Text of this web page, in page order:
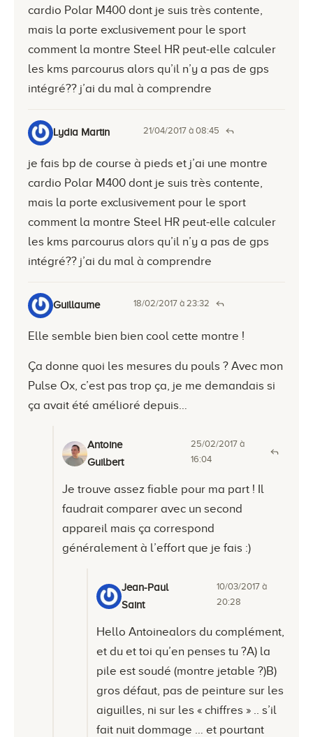
cardio Polar M400 dont je suis très contente,
mais la porte exclusivement pour le sport
comment la montre Steel HR peut-elle calculer
les kms parcourus alors qu’il n’y a pas de gps
intégré?? j’ai du mal à comprendre
Lydia Martin 21/04/2017 à 08:45
je fais bp de course à pieds et j’ai une montre
cardio Polar M400 dont je suis très contente,
mais la porte exclusivement pour le sport
comment la montre Steel HR peut-elle calculer
les kms parcourus alors qu’il n’y a pas de gps
intégré?? j’ai du mal à comprendre
Guillaume 18/02/2017 à 23:32
Elle semble bien bien cool cette montre !
Ça donne quoi les mesures du pouls ? Avec mon
Pulse Ox, c’est pas trop ça, je me demandais si
ça avait été amélioré depuis…
Antoine
Guilbert
25/02/2017 à
16:04
Je trouve assez fiable pour ma part ! Il
faudrait comparer avec un second
appareil mais ça correspond
généralement à l’effort que je fais :)
Jean-Paul
Saint
10/03/2017 à
20:28
Hello Antoinealors du complément,
et du et toi qu’en penses tu ?A) la
pile est soudé (montre jetable ?)B)
gros défaut, pas de peinture sur les
aiguilles, ni sur les « chiffres » .. s’il
fait nuit dommage … et pourtant